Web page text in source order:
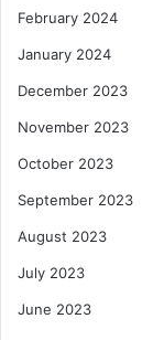
February 2024
January 2024
December 2023
November 2023
October 2023
September 2023
August 2023
July 2023
June 2023